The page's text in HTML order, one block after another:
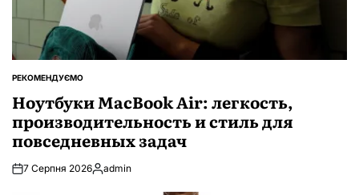
ОПУБЛІКУВАТИ
РЕКОМЕНДУЄМО
Ноутбуки MacBook Air: легкость,
производительность и стиль для
повседневных задач
7 Серпня 2026Опубліковано
admin